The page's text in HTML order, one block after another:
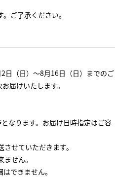
ご了承ください。
日（日）～8月16日（日）までのご
届けいたします。
なります。お届け日時指定はご容
せていただきます。
せん。
できません。